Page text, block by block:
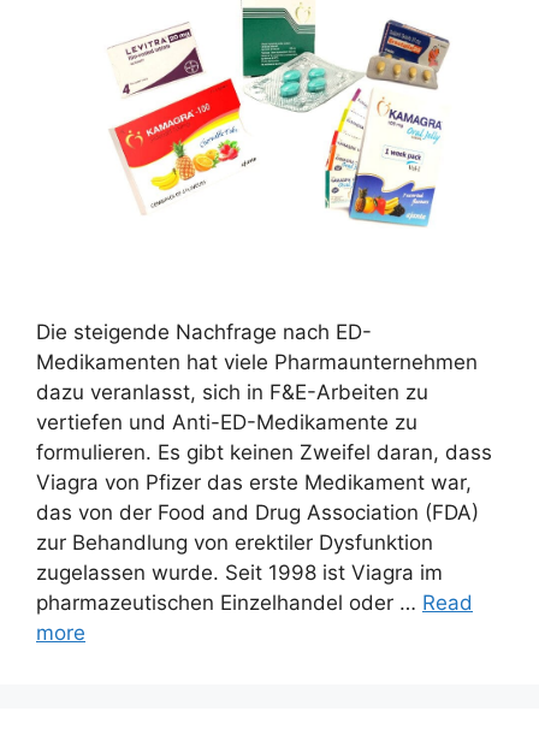
Die steigende Nachfrage nach ED-
Medikamenten hat viele Pharmaunternehmen
dazu veranlasst, sich in F&E-Arbeiten zu
vertiefen und Anti-ED-Medikamente zu
formulieren. Es gibt keinen Zweifel daran, dass
Viagra von Pfizer das erste Medikament war,
das von der Food and Drug Association (FDA)
zur Behandlung von erektiler Dysfunktion
zugelassen wurde. Seit 1998 ist Viagra im
pharmazeutischen Einzelhandel oder … Read
more